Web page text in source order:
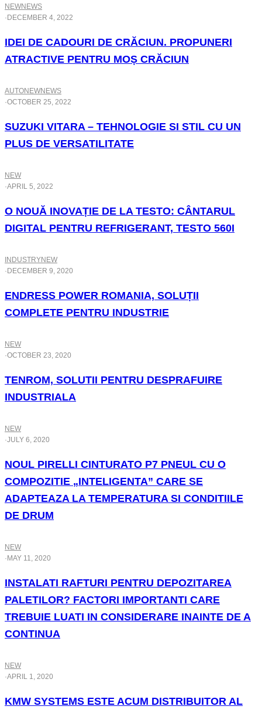
NEWNEWS
· DECEMBER 4, 2022
IDEI DE CADOURI DE CRĂCIUN. PROPUNERI
ATRACTIVE PENTRU MOȘ CRĂCIUN
AUTONEWNEWS
·OCTOBER 25, 2022
SUZUKI VITARA – TEHNOLOGIE SI STIL CU UN
PLUS DE VERSATILITATE
NEW
·APRIL 5, 2022
O NOUĂ INOVAȚIE DE LA TESTO: CÂNTARUL
DIGITAL PENTRU REFRIGERANT, TESTO 560I
INDUSTRYNEW
· DECEMBER 9, 2020
ENDRESS POWER ROMANIA, SOLUȚII
COMPLETE PENTRU INDUSTRIE
NEW
·OCTOBER 23, 2020
TENROM, SOLUTII PENTRU DESPRAFUIRE
INDUSTRIALA
NEW
·JULY 6, 2020
NOUL PIRELLI CINTURATO P7 PNEUL CU O
COMPOZITIE „INTELIGENTA” CARE SE
ADAPTEAZA LA TEMPERATURA SI CONDITIILE
DE DRUM
NEW
· MAY 11, 2020
INSTALATI RAFTURI PENTRU DEPOZITAREA
PALETILOR? FACTORI IMPORTANTI CARE
TREBUIE LUATI IN CONSIDERARE INAINTE DE A
CONTINUA
NEW
·APRIL 1, 2020
KMW SYSTEMS ESTE ACUM DISTRIBUITOR AL